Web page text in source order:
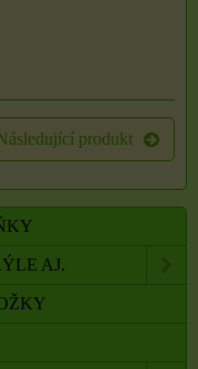
produkt
AJ.